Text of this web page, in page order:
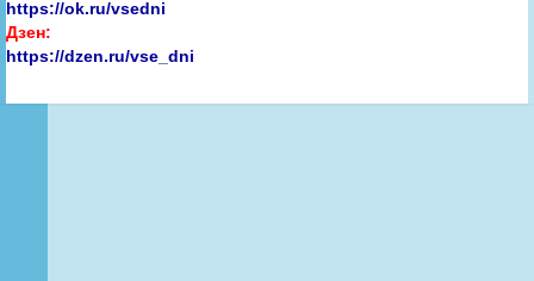
https://ok.ru/vsedni
Дзен:
https://dzen.ru/vse_dni